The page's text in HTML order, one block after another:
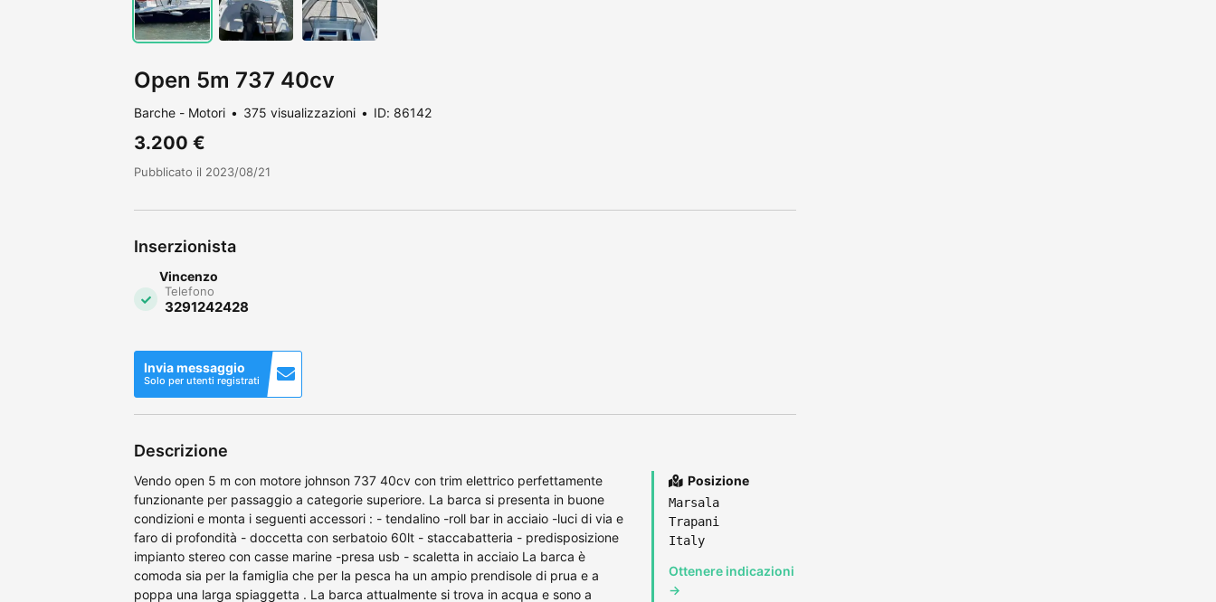
Open 5m 737 40cv
Barche - Motori 375 visualizzazioni ID: 86142
3.200 €
Pubblicato il 2023/08/21
Inserzionista
Vincenzo
Telefono
3291242428
Invia messaggio
Solo per utenti registrati
Descrizione
Vendo open 5 m con motore johnson 737 40cv con trim elettrico perfettamente
funzionante per passaggio a categorie superiore. La barca si presenta in buone
condizioni e monta i seguenti accessori : - tendalino -roll bar in acciaio -luci di via e
faro di profondità - doccetta con serbatoio 60lt - staccabatteria - predisposizione
impianto stereo con casse marine -presa usb - scaletta in acciaio La barca è
comoda sia per la famiglia che per la pesca ha un ampio prendisole di prua e a
poppa una larga spiaggetta . La barca attualmente si trova in acqua e sono a
Posizione
Marsala
Trapani
Italy
Ottenere indicazioni
→